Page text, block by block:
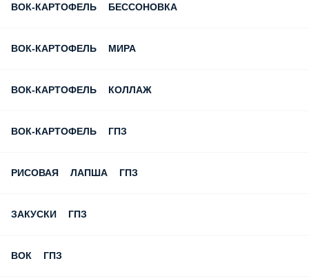
ВОК-КАРТОФЕЛЬ БЕССОНОВКА
ВОК-КАРТОФЕЛЬ МИРА
ВОК-КАРТОФЕЛЬ КОЛЛАЖ
ВОК-КАРТОФЕЛЬ ГПЗ
РИСОВАЯ ЛАПША ГПЗ
ЗАКУСКИ ГПЗ
ВОК ГПЗ